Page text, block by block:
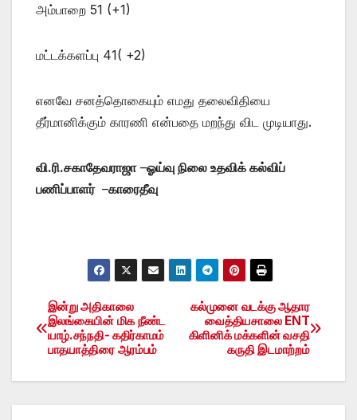
அம்பாறை 51 (+1)
மட்டக்களப்பு 41( +2)
எனவே சனத்தொகையும் எமது தலைவிதியை
தீர்மானிக்கும் காரணி என்பதை மறந்து விட முடியாது.
வி.ரி.சகாதேவராஜா–ஓய்வு நிலை உதவிக் கல்விப்
பணிப்பாளர் –காரைதீவு
Post
navigation
கல்முனை வடக்கு ஆதார
வைத்தியசாலை ENT
கிளினிக் மக்களின் வசதி
கருதி இடமாற்றம்
இன்று அதிகாலை
இலங்கையின் மிக நீண்ட
யாழ்.சந்நதி- கதிர்காமம்
பாதயாத்திரை ஆரம்பம்